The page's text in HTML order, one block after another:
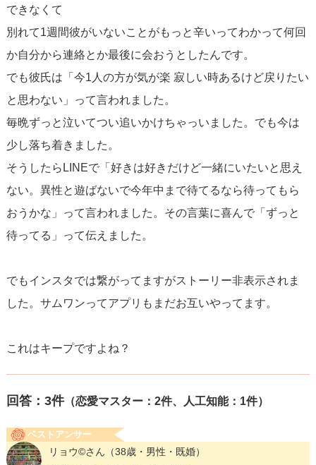
できなくて
別れて1週間彼がいないことがもっと辛いってわかって何回
か自分から連絡とか最後に会おうとしたんです。
でも彼氏は「今1人の方が気が楽 寂しい時あるけど戻りたい
と思わない」って言われました。
毎晩ずっと泣いてつい追いかけちゃっいました。でも今は
少し落ち着きました。
そうしたらLINEで「好きは好きだけど一緒にいたいと思え
ない。異性と遊ばないで今年中まで待てるなら待ってもら
おうかな」って言われました。その言葉に喜んで「ずっと
待ってる」って伝えました。
でもインスタでは繋がってますがストーリー非表示されま
した。サムワンってアプリもまだお互いやってます。
これはキープですよね？
回答： 3件（恋愛マスター：2件、人工知能：1件）
ベストアンサー
リョウ©️さん （38歳・男性・既婚）